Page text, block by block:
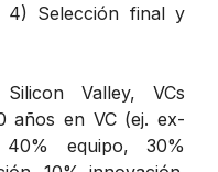
4) Selección final y
Valley, VCs
años en VC (ej. ex-
equipo, 30%